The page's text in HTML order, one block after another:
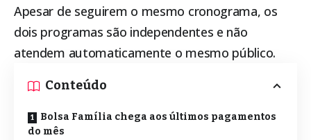
Apesar de seguirem o mesmo cronograma, os
dois programas são independentes e não
atendem automaticamente o mesmo público.
Conteúdo
Bolsa Família chega aos últimos pagamentos
do mês